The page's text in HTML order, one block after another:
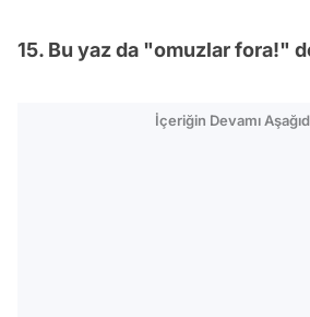
15. Bu yaz da "omuzlar fora!"
İçeriğin Devamı